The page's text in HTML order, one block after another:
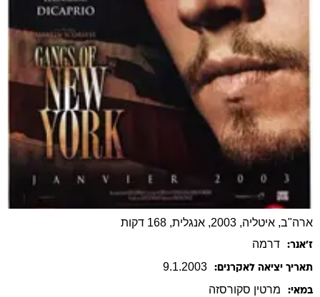
ארה"ב, איטליה, 2003, אנגלית, 168 דקות
ז׳אנר: דרמה
תאריך יציאה לאקרנים: 9.1.2003
במאי: מרטין סקורסזה